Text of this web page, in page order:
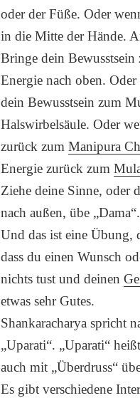
oder der Füße. Oder
in die Mitte der Hände.
Bringe dein
Energie nach oben.
dein Bewusstsein zum
Halswirbelsäule. Oder
zurück zumManipura
Energie zurück zum
Ziehe deine Sinne, oder
nach außen, übe
Und das ist eine Übung,
dass du einen Wunsch
nichts tust und deinen
etwas sehr Gutes.
Shankaracharya spricht
„Uparati“. „Uparati“
auch mit „Überdruss“
Es gibt verschiedene